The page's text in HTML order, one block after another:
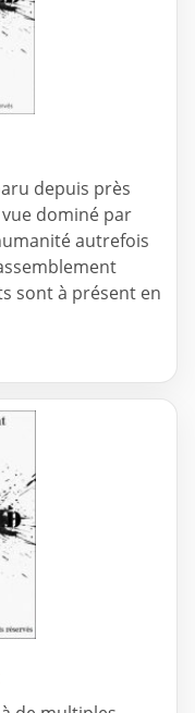
depuis près
vue dominé par
autrefois
sont à présent en